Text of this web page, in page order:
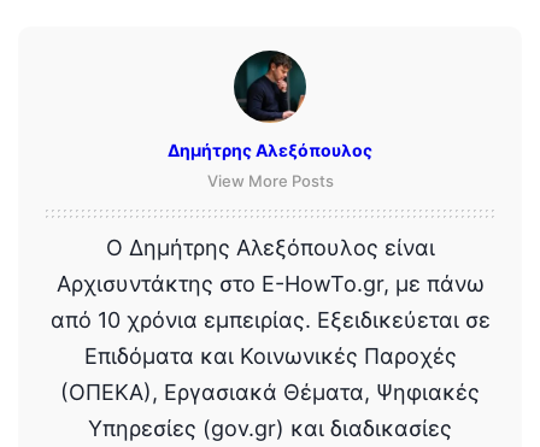
Δημήτρης Αλεξόπουλος
View More Posts
Ο Δημήτρης Αλεξόπουλος είναι
Αρχισυντάκτης στο E-HowTo.gr, με πάνω
από 10 χρόνια εμπειρίας. Εξειδικεύεται σε
Επιδόματα και Κοινωνικές Παροχές
(ΟΠΕΚΑ), Εργασιακά Θέματα, Ψηφιακές
Υπηρεσίες (gov.gr) και διαδικασίες